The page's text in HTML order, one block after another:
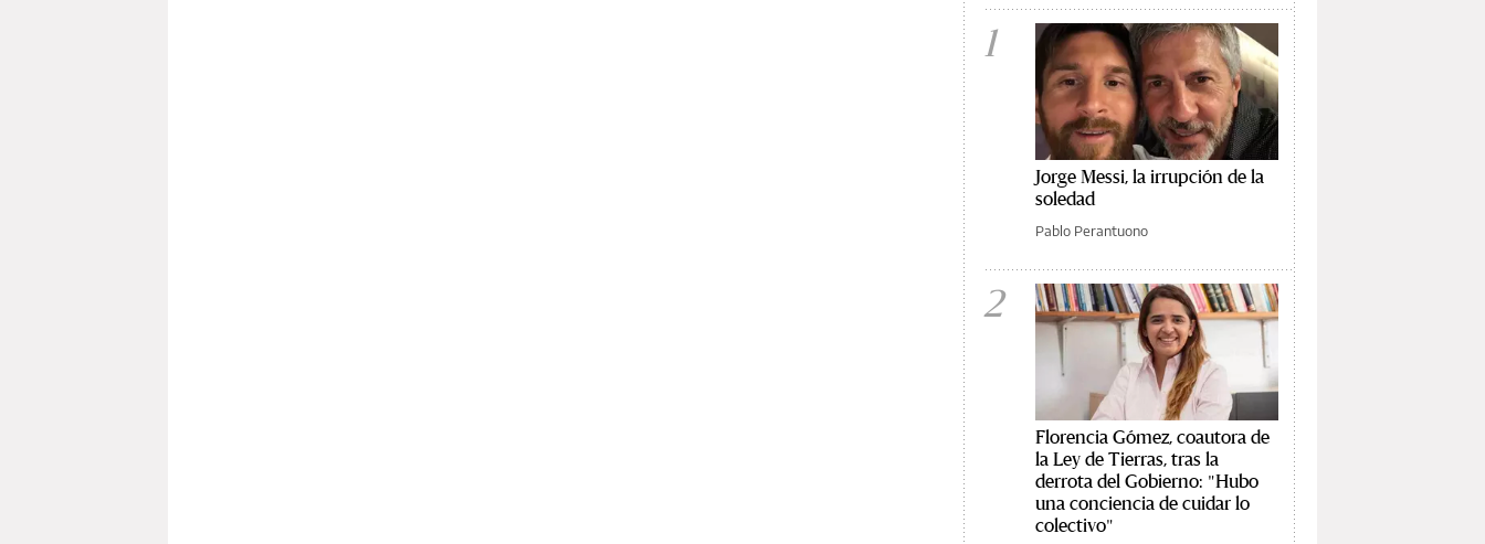
1
Jorge Messi, la irrupción de la
soledad
Pablo Perantuono
2
Florencia Gómez, coautora de
la Ley de Tierras, tras la
derrota del Gobierno: "Hubo
una conciencia de cuidar lo
colectivo"